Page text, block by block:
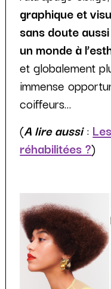
graphique et
sans doute
un monde à
et globalement
immense
coiffeurs…
(A lire aussi:
réhabilitées ?)